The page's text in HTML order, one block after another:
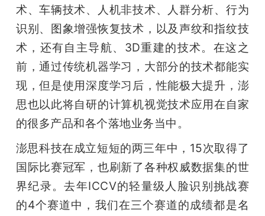
术、车辆技术、人机非技术、人群分析、行为
识别、图象增强恢复技术，以及声纹和指纹技
术，还有自主导航、3D重建的技术。在这之
前，通过传统机器学习，大部分的技术都能实
现，但是使用深度学习后，性能极大提升，澎
思也以此将自研的计算机视觉技术应用在自家
的很多产品和各个落地业务当中。
澎思科技在成立短短的两三年中，15次取得了
国际比赛冠军，也刷新了各种权威数据集的世
界纪录。去年ICCV的轻量级人脸识别挑战赛
的4个赛道中，我们在三个赛道的成绩都是名